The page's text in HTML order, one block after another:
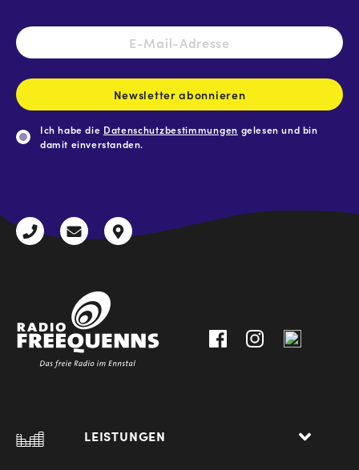
E-
Mail-
Newsletter abonnieren
Ich habe die Datenschutzbestimmungen gelesen und bin
damit einverstanden.
+43
radio@freequenns.at
Kulturhausstraße
LEISTUNGEN